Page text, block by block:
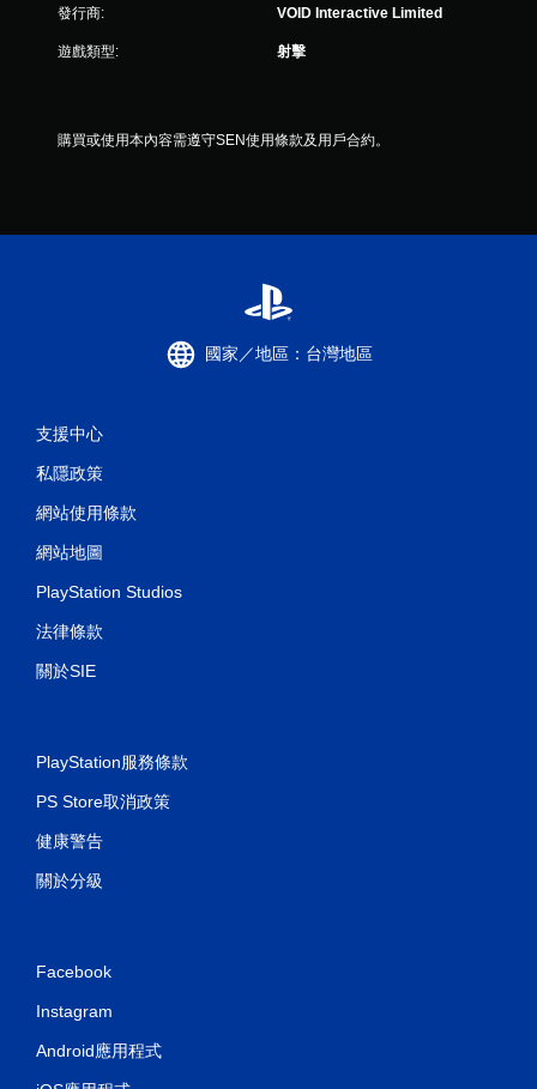
發行商: VOID Interactive Limited
遊戲類型: 射擊
購買或使用本內容需遵守SEN使用條款及用戶合約。
國家／地區：台灣地區
支援中心
私隱政策
網站使用條款
網站地圖
PlayStation Studios
法律條款
關於SIE
PlayStation服務條款
PS Store取消政策
健康警告
關於分級
Facebook
Instagram
Android應用程式